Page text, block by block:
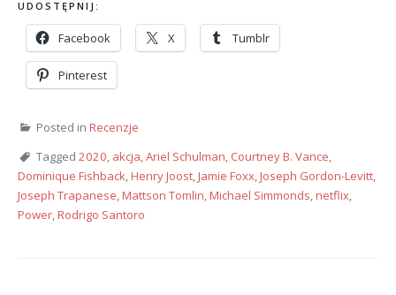
UDOSTĘPNIJ:
Facebook X Tumblr
Pinterest
Posted in Recenzje
Tagged 2020, akcja,Ariel Schulman, Courtney B. Vance,
Dominique Fishback,Henry Joost,Jamie Foxx,Joseph Gordon-Levitt,
Joseph Trapanese,Mattson Tomlin,Michael Simmonds,netflix,
Power,Rodrigo Santoro